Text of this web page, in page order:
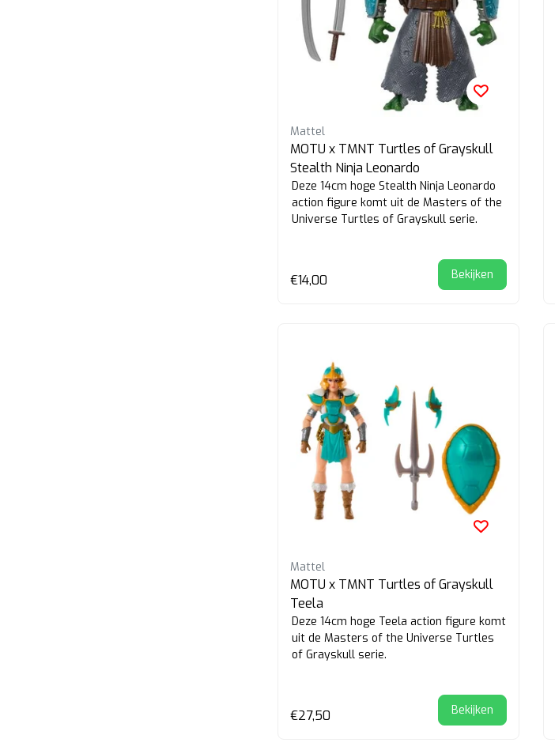
Mattel
MOTU x TMNT Turtles of Grayskull
Stealth Ninja Leonardo
Deze 14cm hoge Stealth Ninja Leonardo
action figure komt uit de Masters of the
Universe Turtles of Grayskull serie.
€14,00 Bekijken
Mattel
MOTU x TMNT Turtles of Grayskull
Teela
Deze 14cm hoge Teela action figure komt
uit de Masters of the Universe Turtles
of Grayskull serie.
€27,50 Bekijken